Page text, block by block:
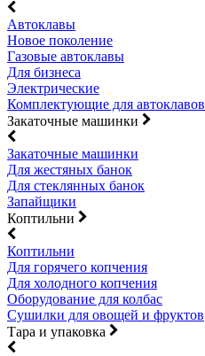
Автоклавы
Новое поколение
Газовые автоклавы
Для бизнеса
Электрические
Комплектующие для автоклавов
Закаточные машинки
Закаточные машинки
Для жестяных банок
Для стеклянных банок
Запайщики
Коптильни
Коптильни
Для горячего копчения
Для холодного копчения
Оборудование для колбас
Сушилки для овощей и фруктов
Тара и упаковка